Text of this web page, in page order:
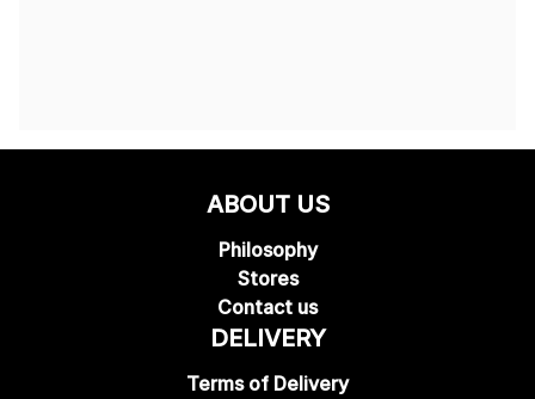
ABOUT US
Philosophy
Stores
Contact us
DELIVERY
Terms of Delivery